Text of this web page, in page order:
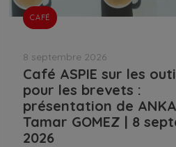
CAFÉ
8 septembre 2026
Café ASPIE sur les
pour les brevets :
présentation de
Tamar GOMEZ | 8
2026